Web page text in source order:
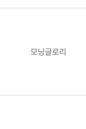
모닝글로리